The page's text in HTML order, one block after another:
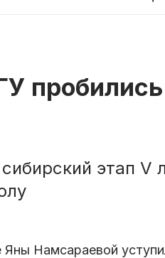
этап V
Намсараевой